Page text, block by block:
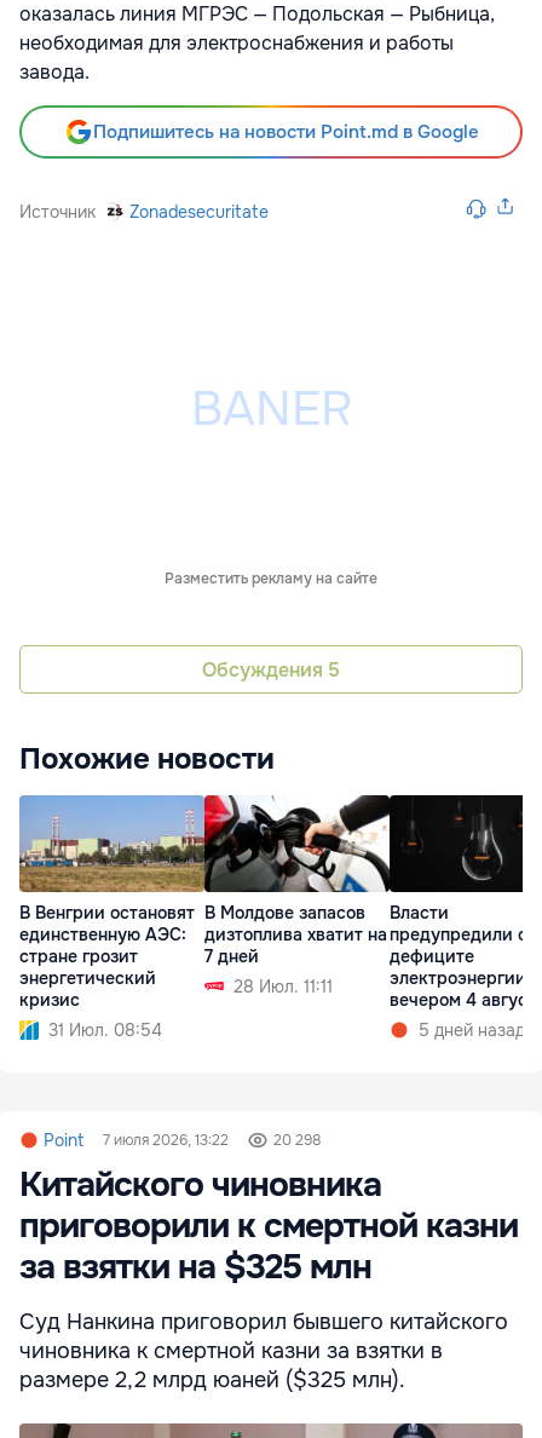
оказалась линия МГРЭС — Подольская — Рыбница,
необходимая для электроснабжения и работы
завода.
Подпишитесь на новости Point.md в Google
Источник Zonadesecuritate
Разместить рекламу на сайте
Обсуждения 5
Похожие новости
В Венгрии остановят
единственную АЭС:
стране грозит
энергетический
кризис
31 Июл. 08:54
В Молдове запасов
дизтоплива хватит на
7 дней
28 Июл. 11:11
Власти
предупредили о
дефиците
электроэнергии
вечером 4
5 дней назад
Point 7 июля 2026, 13:22 20 298
Китайского чиновника
приговорили к смертной казни
за взятки на $325 млн
Суд Нанкина приговорил бывшего китайского
чиновника к смертной казни за взятки в
размере 2,2 млрд юаней ($325 млн).